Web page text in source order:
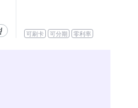
可刷卡 可分期 零利率